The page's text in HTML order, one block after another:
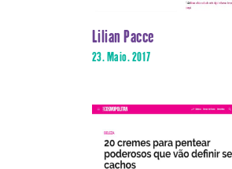
Lilian Pacce
23. Maio. 2017